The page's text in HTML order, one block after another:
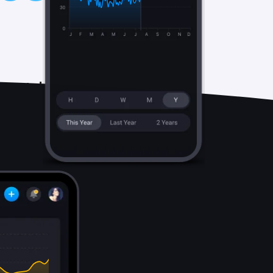
de vos
votre